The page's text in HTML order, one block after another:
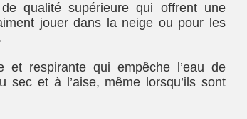
qualité supérieure qui offrent une
jouer dans la neige ou pour les
et respirante qui empêche l’eau de
et à l’aise, même lorsqu’ils sont